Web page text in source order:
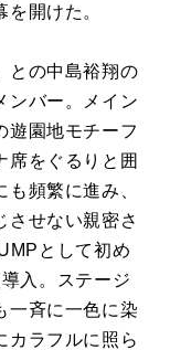
開けた。
との中島裕翔の
ンバー。メイン
遊園地モチーフ
席をぐるりと囲
頻繁に進み、
させない親密さ
として初め
入。ステージ
一斉に一色に染
カラフルに照ら